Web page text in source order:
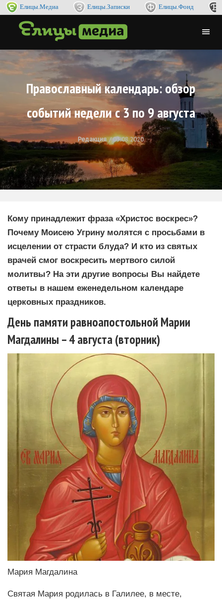
Елицы.Медиа Елицы.Записки Елицы.Фонд
Православный календарь: обзор
событий недели с 3 по 9 августа
Редакция 03.08.2020
Кому принадлежит фраза «Христос воскрес»?
Почему Моисею Угрину молятся с просьбами в
исцелении от страсти блуда? И кто из святых
врачей смог воскресить мертвого силой
молитвы? На эти другие вопросы Вы найдете
ответы в нашем еженедельном календаре
церковных праздников.
День памяти равноапостольной Марии
Магдалины – 4 августа (вторник)
Мария Магдалина
Святая Мария родилась в Галилее, в месте,